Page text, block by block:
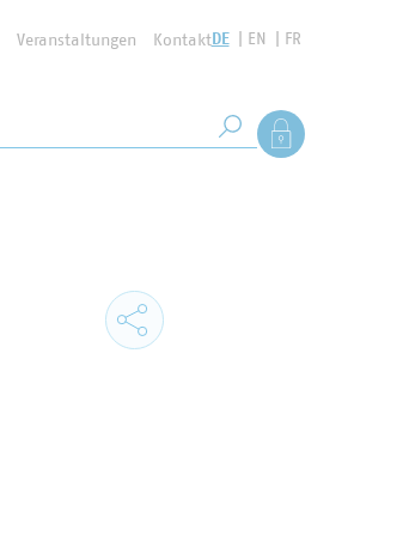
Veranstaltungen KontaktDE EN FR
Suche starten
Als Mitglied